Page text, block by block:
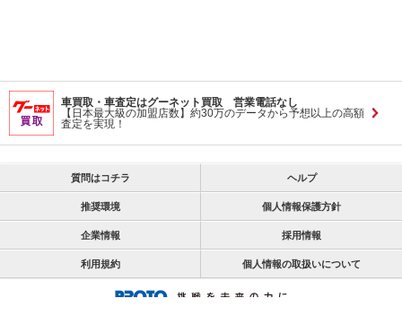
車買取・車査定はグーネット買取 営業電話なし
【日本最大級の加盟店数】約30万のデータから予想以上の高額
査定を実現！
質問はコチラ ヘルプ
推奨環境 個人情報保護方針
企業情報 採用情報
利用規約 個人情報の取扱いについて